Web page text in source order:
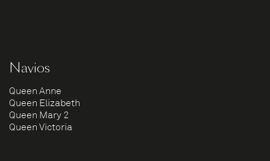
Navios
Queen Anne
Queen Elizabeth
Queen Mary 2
Queen Victoria